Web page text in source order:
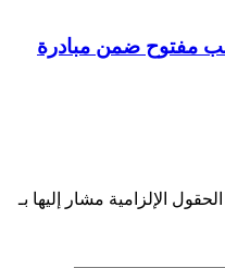
عملية قلب مفتوح ضمن مبادرة
الحقول الإلزامية مشار إليها بـ